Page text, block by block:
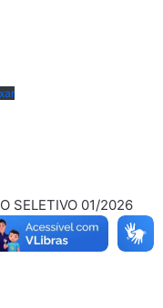
SELETIVO 01/2026